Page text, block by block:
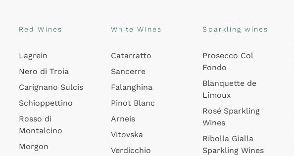
Red Wines
Lagrein
Nero di Troia
Carignano Sulcis
Schioppettino
Rosso di
Montalcino
Morgon
White Wines
Catarratto
Sancerre
Falanghina
Pinot Blanc
Arneis
Vitovska
Verdicchio
Sparkling wines
Prosecco Col
Fondo
Blanquette de
Limoux
Rosé Sparkling
Wines
Ribolla Gialla
Sparkling Wines